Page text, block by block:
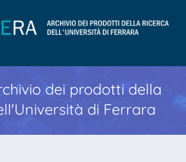
dei prodotti della
di Ferrara